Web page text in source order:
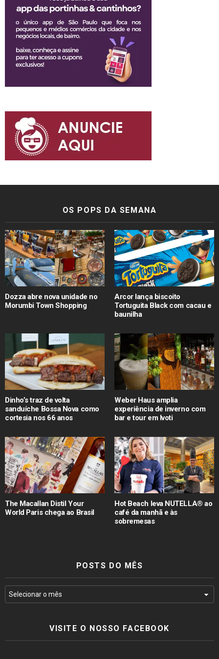
OS POPS DA SEMANA
Dozza abre nova unidade no
Morumbi Town Shopping
Arcor lança biscoito
Tortuguita Black com cacau e
baunilha
Dinho’s traz de volta
sanduíche Bossa Nova como
cortesia nos 66 anos
Weber Haus amplia
experiência de inverno com
bar e tour em Ivoti
The Macallan Distil Your
World Paris chega ao Brasil
Hot Beach leva NUTELLA® ao
café da manhã e às
sobremesas
POSTS DO MÊS
VISITE O NOSSO FACEBOOK